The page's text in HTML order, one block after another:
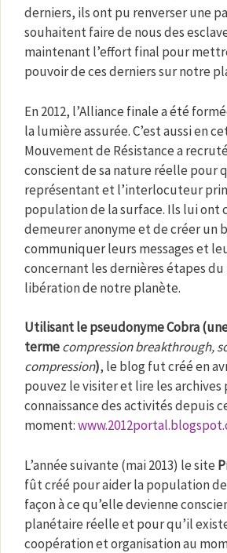
derniers, ils ont pu renverser une
souhaitent faire de nous des
maintenant l’effort final pour
pouvoir de ces derniers sur notre
En 2012, l’Alliance finale a été
la lumière assurée. C’est aussi en
Mouvement de Résistance a
conscient de sa nature réelle pour
représentant et l’interlocuteur
population de la surface. Ils lui ont
demeurer anonyme et de créer un
communiquer leurs messages et
concernant les dernières étapes du
libération de notre planète.
Utilisant le pseudonyme Cobra
termecompression breakthrough,
compression), le blog fut créé en
pouvez le visiter et lire les
connaissance des activités depuis
moment:
L’année suivante (mai 2013) le site
fût créé pour aider la population
façon à ce qu’elle devienne
planétaire réelle et pour qu’il
coopération et organisation au